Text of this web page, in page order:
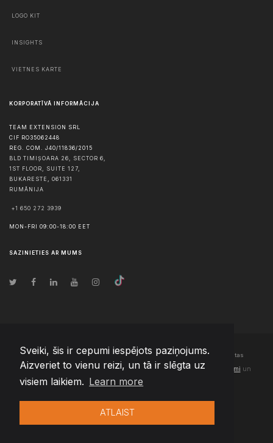
Sveiki, šis ir cepumi iespējots paziņojums.
Aizveriet to vienu reizi, un tā ir slēgta uz
visiem laikiem. Learn more
ATLAIST
LOGO KIT
INSIGHTS
VIETNES KARTE
KORPORATĪVĀ INFORMĀCIJA
TEAM EXTENSION SRL
CIF RO35062448
REG. COM. J40/11836/2015
BLD TIMIȘOARA 26, SECTOR 6,
1ST FLOOR, SUITE 127,
BUKARESTE , 061331
RUMĀNIJA
+1 650 272 3939
MON-FRI 09:00-18:00 EET
SAZINIETIES AR MUMS
© Autortiesības2026 Team Extension Latvia- Visas tiesības aizsargātas
Changelog● Izmantojot šo vietni, jūs piekrītat mūsuLietošanas noteikumi un
Privātuma politika